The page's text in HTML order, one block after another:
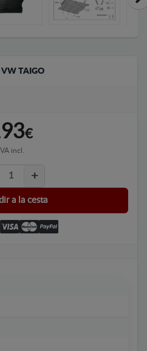
VW TAIGO
€
IVA incl.
a la cesta